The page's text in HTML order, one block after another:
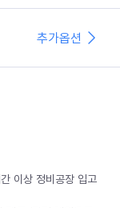
추가옵션
이상 정비공장 입고